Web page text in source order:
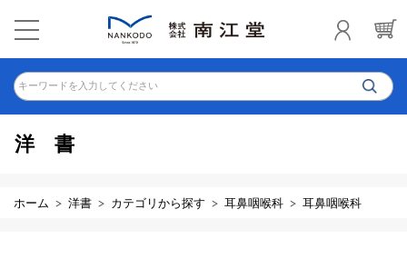
キーワードを入力してください
洋書
ホーム 洋書 カテゴリから探す 耳鼻咽喉科 耳鼻咽喉科